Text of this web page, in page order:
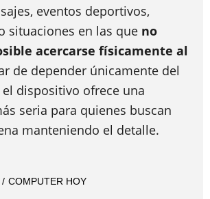
eventos deportivos,
situaciones en las que no
acercarse físicamente al
de depender únicamente del
dispositivo ofrece una
seria para quienes buscan
manteniendo el detalle.
COMPUTER HOY